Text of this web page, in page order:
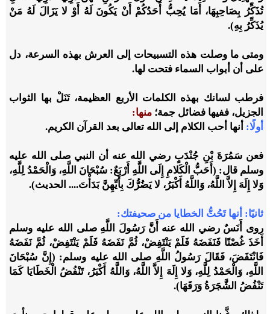
تُذَكِّرُ بِصَاحِبِهَا، أَمَا يُحِبُّ أَحَدُكُمْ أَنْ يَكُونَ لَهُ أَوْ لا يَزَالَ لَهُ مَنْ
يُذَكِّرُ بِهِ).
ومتى ما وصلت هذه التسبيحات إلى العرش بهذه السرعة، دل
على أن أبواب السماء فتحت لها.
فرطب لسانك بهذه الكلمات الأربع العظيمة، تَنَلْ بها الثواب
الجزيل، ففيها فضائل جمة؛ منها:
أولًا: أنها أحب الكلام إلى الله تعالى بعد القرآن الكريم.
فعن سَمُرَةَ بْنِ جُنْدَبٍ رضي الله عنه أن النبي صلى الله عليه
وسلم قال: (أَحَبُّ الْكَلامِ إِلَى اللَّهِ أَرْبَعٌ: سُبْحَانَ اللَّهِ، وَالْحَمْدُ لِلَّهِ،
وَلا إِلَهَ إِلاَّ اللَّهُ، وَاللَّهُ أَكْبَرُ، لا يَضُرُّكَ بِأَيِّهِنَّ بَدَأْتَ.... الحديث). ‌
ثانيًا: أنها تَحُتُّ الخطايا من صحيفتك:
روى أَنَسٌ رضي الله عنه أَنَّ رَسُولَ اللَّهِ صلى الله عليه وسلم
أَخَذَ غُصْنًا فَنَفَضَهُ فَلَمْ يَنْتَفِضْ، ثُمَّ نَفَضَهُ فَلَمْ يَنْتَفِضْ، ثُمَّ نَفَضَهُ
فَانْتَفَضَ، فَقَالَ رَسُولُ اللَّهِ صلى الله عليه وسلم: (إِنَّ سُبْحَانَ
اللَّهِ، وَالْحَمْدُ لِلَّهِ، وَلا إِلَهَ إِلاَّ اللَّهُ، وَاللَّهُ أَكْبَرُ، تَنْفُضُ الْخَطَايَا كَمَا
تَنْفُضُ الشَّجَرَةُ وَرَقَهَا).